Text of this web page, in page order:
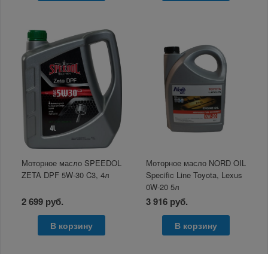
Моторное масло SPEEDOL
ZETA DPF 5W-30 C3, 4л
2 699 руб.
В корзину
Моторное масло NORD OIL
Specific Line Toyota, Lexus
0W-20 5л
3 916 руб.
В корзину